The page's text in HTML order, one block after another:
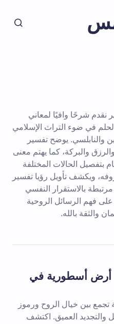
نقدم شرحًا وافيًا لمعاني
الحلم في ضوء التراث الإسلامي
والنابلسي. يوضح تفسير
والبركة، كما يهتم معنى
بتفصيل الحالات المختلفة
ويكشف تأويل رؤيا تفسير
بالاستقرار النفسي
على فهم الرسائل الروحية
والثقة بالله.
أرض أسطورية في
بين خيال الروح ورموز
والتجديد العميق. اكتشف